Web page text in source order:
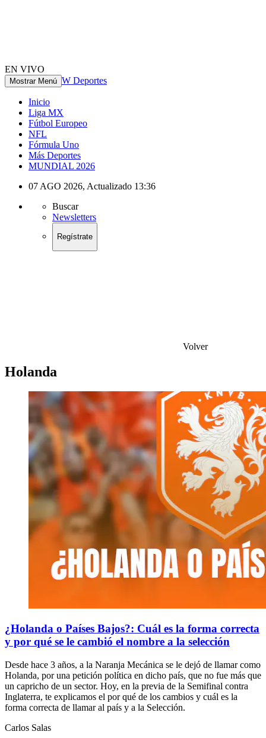
EN VIVO
Mostrar Menú W Deportes
Inicio
Liga MX
Fútbol Europeo
NFL
Fórmula Uno
Más Deportes
MUNDIAL 2026
07 AGO 2026, Actualizado 13:36
Buscar
Newsletters
Regístrate
Volver
Holanda
¿Holanda o Países Bajos?: Cuál es la forma correcta
y por qué se le cambió el nombre a la selección
Desde hace 3 años, a la Naranja Mecánica se le dejó de llamar como
Holanda, por una petición política en dicho país, que no fue más que
un capricho de un sector. Hoy, en la previa de la Semifinal contra
Inglaterra, te explicamos el por qué de los cambios y cuál es la
forma correcta de llamar al país y a la Selección.
Carlos Salas